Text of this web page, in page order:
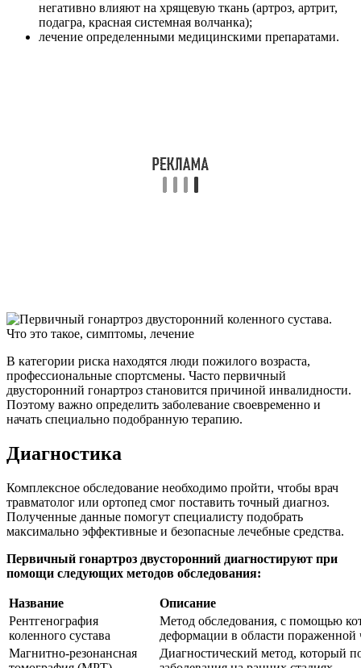
негативно влияют на хрящевую ткань (артроз, артрит,
подагра, красная системная волчанка);
лечение определенными медицинскими препаратами.
В категории риска находятся люди пожилого возраста,
профессиональные спортсмены. Часто первичный
двусторонний гонартроз становится причиной инвалидности.
Поэтому важно определить заболевание своевременно и
начать специально подобранную терапию.
Диагностика
Комплексное обследование необходимо пройти, чтобы врач
травматолог или ортопед смог поставить точный диагноз.
Полученные данные помогут специалисту подобрать
максимально эффективные и безопасные лечебные средства.
Первичный гонартроз двусторонний диагностируют при
помощи следующих методов обследования:
Название
Описание
Рентгенография
коленного сустава
Метод обследования, с помощью
деформации в области пораженной
Магнитно-резонансная
Диагностический метод, который